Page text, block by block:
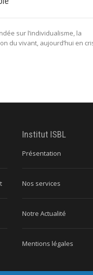
sur l’individualisme, la
du vivant, aujourd’hui en
Institut ISBL
Présentation
Nos services
Notre Actualité
Mentions légales